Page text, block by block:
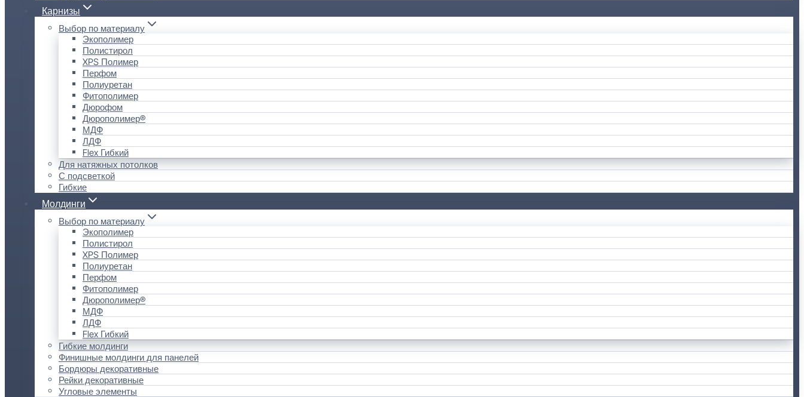
Карнизы
Выбор по материалу
Экополимер
Полистирол
XPS Полимер
Перфом
Полиуретан
Фитополимер
Дюрофом
Дюрополимер®
МДФ
ЛДФ
Flex Гибкий
Для натяжных потолков
С подсветкой
Гибкие
Молдинги
Выбор по материалу
Экополимер
Полистирол
XPS Полимер
Полиуретан
Перфом
Фитополимер
Дюрополимер®
МДФ
ЛДФ
Flex Гибкий
Гибкие молдинги
Финишные молдинги для панелей
Бордюры декоративные
Рейки декоративные
Угловые элементы